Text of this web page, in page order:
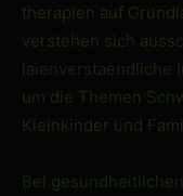
therapien auf
verstehen sich
laienverstaendliche
um die Themen
Kleinkinder und
Bei